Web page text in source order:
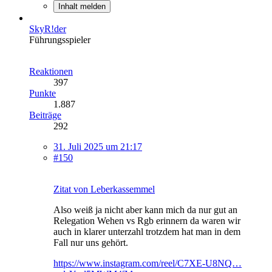
Inhalt melden
SkyR!der
Führungsspieler
Reaktionen
397
Punkte
1.887
Beiträge
292
31. Juli 2025 um 21:17
#150
Zitat von Leberkassemmel
Also weiß ja nicht aber kann mich da nur gut an
Relegation Wehen vs Rgb erinnern da waren wir
auch in klarer unterzahl trotzdem hat man in dem
Fall nur uns gehört.
https://www.instagram.com/reel/C7XE-U8NQ…